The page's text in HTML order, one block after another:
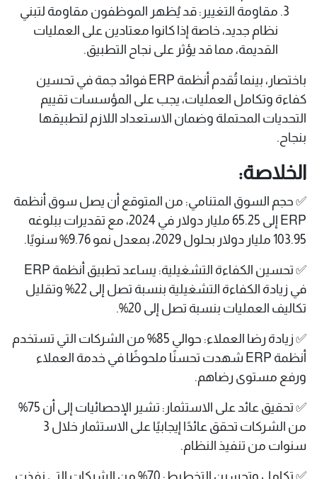
مقاومة التغيير: قد يُظهر الموظفون مقاومة لتبني
نظام جديد، خاصة إذا كانوا معتادين على العمليات
القديمة، مما قد يؤثر على نجاح التطبيق. ​
باختصار، بينما تُقدم أنظمة ERP فوائد جمة في تحسين
كفاءة وتكامل العمليات، يجب على المؤسسات تقييم
التحديات المحتملة وضمان الاستعداد اللازم لتطبيقها
بنجاح.​
الخلاصة:
✅ حجم السوق المتنامي: من المتوقع أن يصل سوق أنظمة
ERP إلى 65.25 مليار دولار في 2024، مع تقديرات ببلوغه
103.95 مليار دولار بحلول 2029، بمعدل نمو 9.76% سنويًا.
✅ تحسين الكفاءة التشغيلية: يساعد تطبيق أنظمة ERP
في زيادة الكفاءة التشغيلية بنسبة تصل إلى 22% وتقليل
تكاليف العمليات بنسبة تصل إلى 20%.
✅ زيادة رضا العملاء: حوالي 85% من الشركات التي تستخدم
أنظمة ERP شهدت تحسنًا ملحوظًا في خدمة العملاء
ورفع مستوى رضاهم.
✅ تحقيق عائد على الاستثمار: تشير الإحصائيات إلى أن 75%
من الشركات تحقق عائدًا إيجابيًا على الاستثمار خلال 3
سنوات من تنفيذ النظام.
✅ تكامل وتحسين التخطيط: 70% من الشركات التي نفذت